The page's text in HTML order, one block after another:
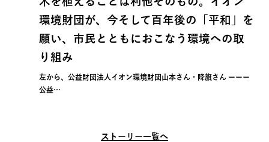
環境財団が、今そして百年後の「平和」を
願い、市民とともにおこなう環境への取
り組み
左から、公益財団法人イオン環境財団山本さん・降旗さん ーーー
公益…
ストーリー一覧へ